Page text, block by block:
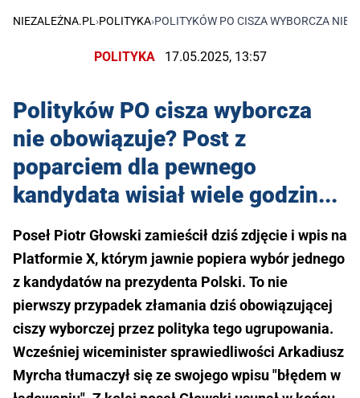
NIEZALEŻNA.PL ›POLITYKA›POLITYKÓW PO CISZA WYBORCZA NIE
POLITYKA 17.05.2025, 13:57
Polityków PO cisza wyborcza
nie obowiązuje? Post z
poparciem dla pewnego
kandydata wisiał wiele godzin...
Poseł Piotr Głowski zamieścił dziś zdjęcie i wpis na
Platformie X, którym jawnie popiera wybór jednego
z kandydatów na prezydenta Polski. To nie
pierwszy przypadek złamania dziś obowiązującej
ciszy wyborczej przez polityka tego ugrupowania.
Wcześniej wiceminister sprawiedliwości Arkadiusz
Myrcha tłumaczył się ze swojego wpisu "błędem w